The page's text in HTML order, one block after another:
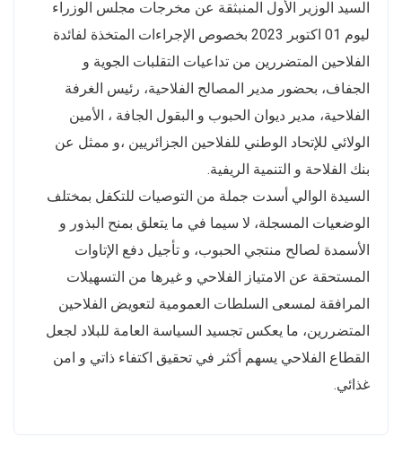
السيد الوزير الأول المنبثقة عن مخرجات مجلس الوزراء
ليوم 01 اكتوبر 2023 بخصوص الإجراءات المتخذة لفائدة
الفلاحين المتضررين من تداعيات التقلبات الجوية و
الجفاف، بحضور مدير المصالح الفلاحية، رئيس الغرفة
الفلاحية، مدير ديوان الحبوب و البقول الجافة ، الأمين
الولائي للإتحاد الوطني للفلاحين الجزائريين ،و ممثل عن
بنك الفلاحة و التنمية الريفية.
السيدة الوالي أسدت جملة من التوصيات للتكفل بمختلف
الوضعيات المسجلة، لا سيما في ما يتعلق بمنح البذور و
الأسمدة لصالح منتجي الحبوب، و تأجيل دفع الإتاوات
المستحقة عن الامتياز الفلاحي و غيرها من التسهيلات
المرافقة لمسعى السلطات العمومية لتعويض الفلاحين
المتضررين، ما يعكس تجسيد السياسة العامة للبلاد لجعل
القطاع الفلاحي يسهم أكثر في تحقيق اكتفاء ذاتي و امن
غذائي.